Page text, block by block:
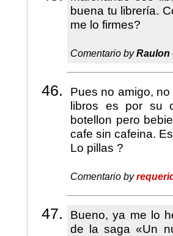
buena tu librería.
me lo firmes?
Comentario byRaulon
Pues no amigo,
libros es por su
botellon pero
cafe sin cafeina.
Lo pillas ?
Comentario by
Bueno, ya me lo
de la saga «Un